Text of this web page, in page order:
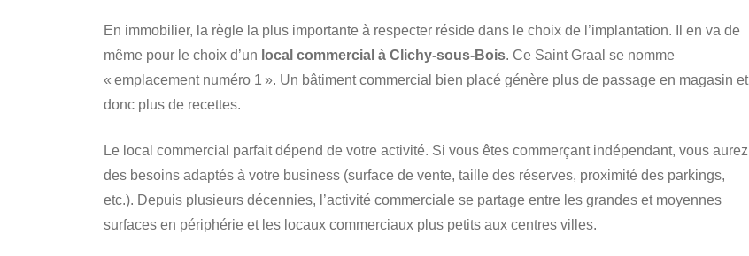
En immobilier, la règle la plus importante à respecter réside dans le choix de l’implantation. Il en va de
même pour le choix d’un local commercial à Clichy-sous-Bois. Ce Saint Graal se nomme
« emplacement numéro 1 ». Un bâtiment commercial bien placé génère plus de passage en magasin et
donc plus de recettes.
Le local commercial parfait dépend de votre activité. Si vous êtes commerçant indépendant, vous aurez
des besoins adaptés à votre business (surface de vente, taille des réserves, proximité des parkings,
etc.). Depuis plusieurs décennies, l’activité commerciale se partage entre les grandes et moyennes
surfaces en périphérie et les locaux commerciaux plus petits aux centres villes.